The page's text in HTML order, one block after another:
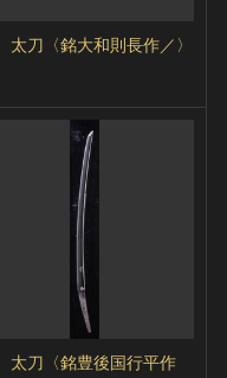
太刀〈銘大和則長作／〉
太刀〈銘豊後国行平作